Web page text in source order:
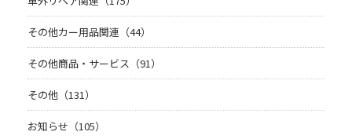
その他カー用品関連（44）
その他商品・サービス（91）
その他（131）
お知らせ（105）